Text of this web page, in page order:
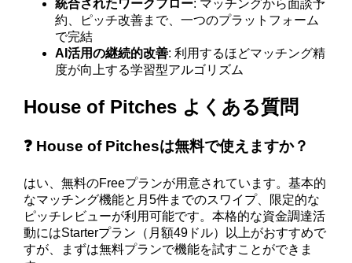
統合されたワークフロー: マッチングから面談予
約、ピッチ改善まで、一つのプラットフォーム
で完結
AI活用の継続的改善: 利用するほどマッチング精
度が向上する学習型アルゴリズム
House of Pitches よくある質問
❓ House of Pitchesは無料で使えますか？
はい、無料のFreeプランが用意されています。基本的
なマッチング機能と月5件までのスワイプ、限定的な
ピッチレビューが利用可能です。本格的な資金調達活
動にはStarterプラン（月額49ドル）以上がおすすめで
すが、まずは無料プランで機能を試すことができま